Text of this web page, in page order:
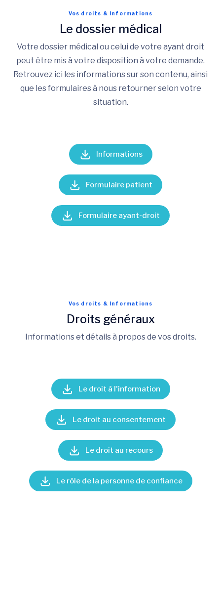
Vos droits & Informations
Le dossier médical
Votre dossier médical ou celui de votre ayant droit
peut être mis à votre disposition à votre demande.
Retrouvez ici les informations sur son contenu, ainsi
que les formulaires à nous retourner selon votre
situation.
Informations
Formulaire patient
Formulaire ayant-droit
Vos droits & Informations
Droits généraux
Informations et détails à propos de vos droits.
Le droit à l'information
Le droit au consentement
Le droit au recours
Le rôle de la personne de confiance